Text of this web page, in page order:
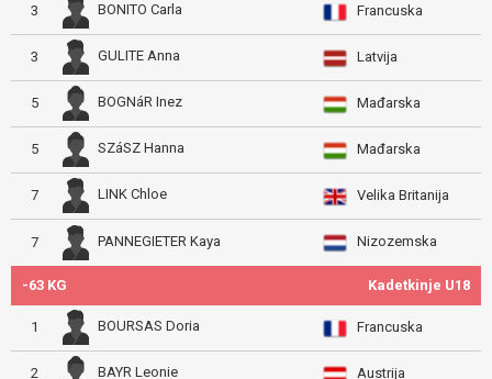
3 BONITO Carla Francuska
3 GULITE Anna Latvija
5 BOGNáR Inez Mađarska
5 SZáSZ Hanna Mađarska
7 LINK Chloe Velika Britanija
7 PANNEGIETER Kaya Nizozemska
-63 KG Kadetkinje U18
1 BOURSAS Doria Francuska
2 BAYR Leonie Austrija